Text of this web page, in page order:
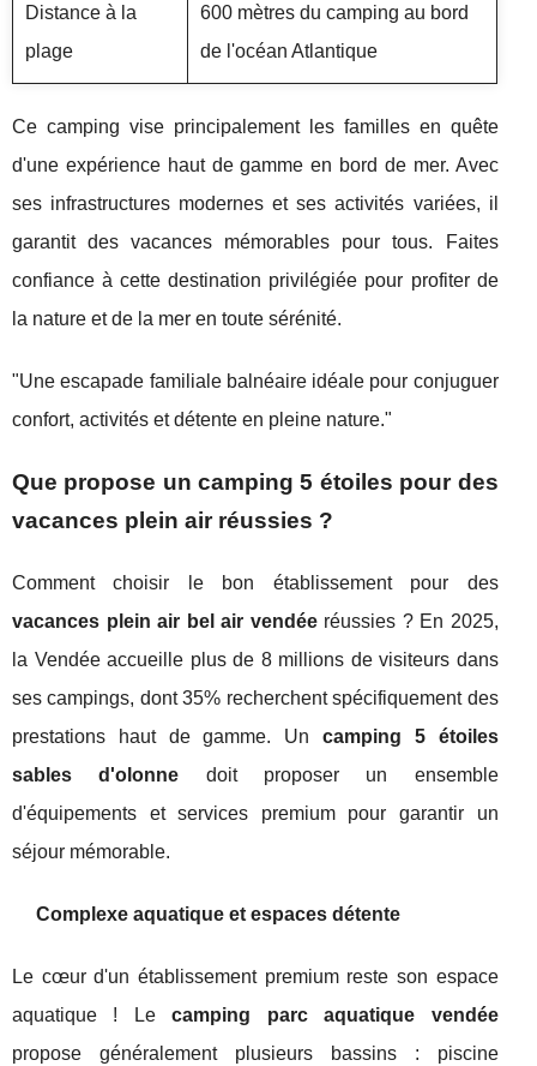
Distance à la
plage
600 mètres du camping au bord
de l'océan Atlantique
Ce camping vise principalement les familles en quête
d'une expérience haut de gamme en bord de mer. Avec
ses infrastructures modernes et ses activités variées, il
garantit des vacances mémorables pour tous. Faites
confiance à cette destination privilégiée pour profiter de
la nature et de la mer en toute sérénité.
"Une escapade familiale balnéaire idéale pour conjuguer
confort, activités et détente en pleine nature."
Que propose un camping 5 étoiles pour des
vacances plein air réussies ?
Comment choisir le bon établissement pour des
vacances plein air bel air vendéeréussies ? En 2025,
la Vendée accueille plus de 8 millions de visiteurs dans
ses campings, dont 35% recherchent spécifiquement des
prestations haut de gamme. Un camping 5 étoiles
sables d'olonne doit proposer un ensemble
d'équipements et services premium pour garantir un
séjour mémorable.
Complexe aquatique et espaces détente
Le cœur d'un établissement premium reste son espace
aquatique ! Lecamping parc aquatique vendée
propose généralement plusieurs bassins : piscine